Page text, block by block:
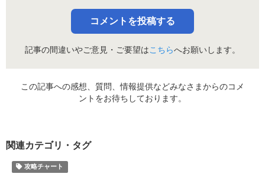
コメントを投稿する
記事の間違いやご意見・ご要望はこちらへお願いします。
この記事への感想、質問、情報提供などみなさまからのコメ
ントをお待ちしております。
関連カテゴリ・タグ
攻略チャート